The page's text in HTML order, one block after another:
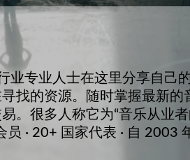
业专业人士在这里分享自己
找的资源。随时掌握最新的
。很多人称它为“音乐从业者
· 20+ 国家代表 · 自 2003